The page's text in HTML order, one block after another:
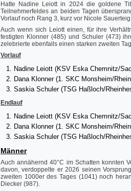
Hatte Nadine Leiott in 2024 die goldene
Teilnehmerfeldes an beiden Tagen
Vorlauf noch Rang 3, kurz vor Nicole
Auch wenn sich Leiott einen, für ihre
festigten Klonner (485) und Schuler (473)
zelebrierte ebenfalls einen starken zweiten
Vorlauf
Nadine Leiott (KSV Eska Chemnitz/
Dana Klonner (1. SKC Monsheim/
Saskia Schuler (TSG Haßloch/
Endlauf
Nadine Leiott (KSV Eska Chemnitz/
Dana Klonner (1. SKC Monsheim/
Saskia Schuler (TSG Haßloch/
Männer
Auch annähernd 40°C im Schatten konnten
davon, verdoppelte er 2026 seinen
zweiten 1000er des Tages (1041) noch
Diecker (987).